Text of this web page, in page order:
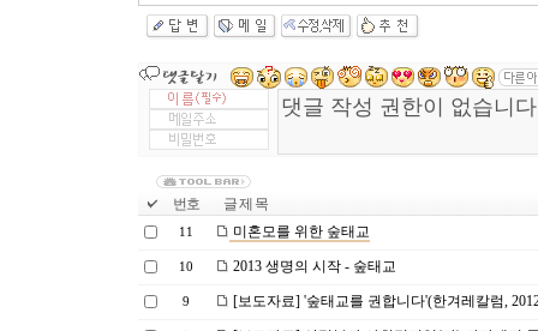
번호 글 제 목
11 미혼모를 위한 숲태교
10 2013 생명의 시작 - 숲태교
9 [보도자료] '숲태교를 권합니다'(한겨레칼럼,